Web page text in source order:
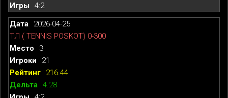
4:2
2026-04-25
ТЛ ( TENNIS POSKOT) 0-300
3
21
216.44
4.28